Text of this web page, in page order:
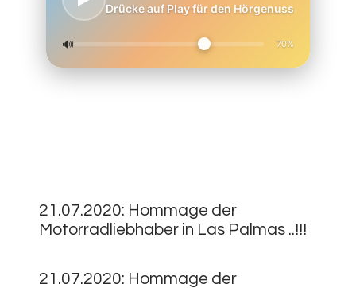
Drücke auf Play für den Hörgenuss
🔊 70%
21.07.2020: Hommage der
Motorradliebhaber in Las Palmas ..!!!
21.07.2020: Hommage der